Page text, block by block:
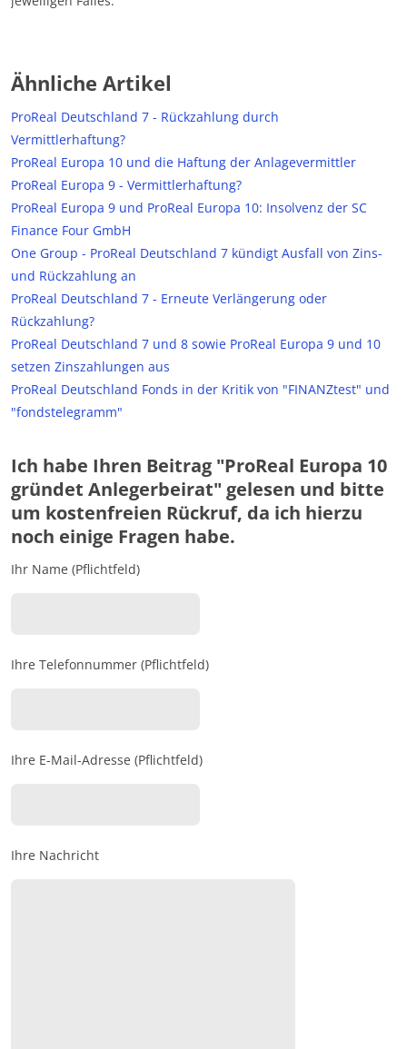
Ähnliche Artikel
ProReal Deutschland 7 - Rückzahlung durch
Vermittlerhaftung?
ProReal Europa 10 und die Haftung der Anlagevermittler
ProReal Europa 9 - Vermittlerhaftung?
ProReal Europa 9 und ProReal Europa 10: Insolvenz der SC
Finance Four GmbH
One Group - ProReal Deutschland 7 kündigt Ausfall von Zins-
und Rückzahlung an
ProReal Deutschland 7 - Erneute Verlängerung oder
Rückzahlung?
ProReal Deutschland 7 und 8 sowie ProReal Europa 9 und 10
setzen Zinszahlungen aus
ProReal Deutschland Fonds in der Kritik von "FINANZtest" und
"fondstelegramm"
Ich habe Ihren Beitrag "ProReal Europa 10
gründet Anlegerbeirat" gelesen und bitte
um kostenfreien Rückruf, da ich hierzu
noch einige Fragen habe.
Ihr Name (Pflichtfeld)
Ihre Telefonnummer (Pflichtfeld)
Ihre E-Mail-Adresse (Pflichtfeld)
Ihre Nachricht